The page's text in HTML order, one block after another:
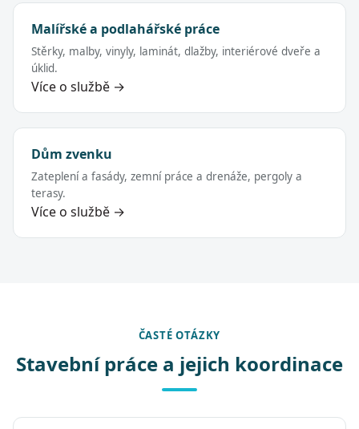
Malířské a podlahářské práce
Stěrky, malby, vinyly, laminát, dlažby, interiérové dveře a
úklid.
Více o službě →
Dům zvenku
Zateplení a fasády, zemní práce a drenáže, pergoly a
terasy.
Více o službě →
ČASTÉ OTÁZKY
Stavební práce a jejich koordinace